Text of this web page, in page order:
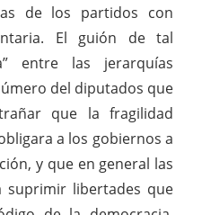
de los partidos con
El guión de tal
entre las jerarquías
del diputados que
que la fragilidad
a los gobiernos a
y que en general las
suprimir libertades que